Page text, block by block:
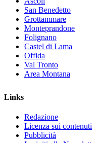
San Benedetto
Grottammare
Monteprandone
Folignano
Castel di Lama
Offida
Val Tronto
Area Montana
Links
Redazione
Licenza sui contenuti
Pubblicità